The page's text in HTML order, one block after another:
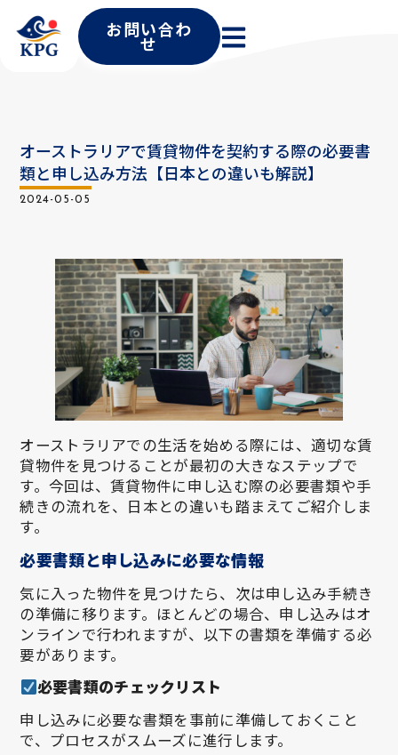
お問い合わ
せ
オーストラリアで賃貸物件を契約する際の必要書
類と申し込み方法【日本との違いも解説】
2024-05-05
オーストラリアでの生活を始める際には、適切な賃
貸物件を見つけることが最初の大きなステップで
す。今回は、賃貸物件に申し込む際の必要書類や手
続きの流れを、日本との違いも踏まえてご紹介しま
す。
必要書類と申し込みに必要な情報
気に入った物件を見つけたら、次は申し込み手続き
の準備に移ります。ほとんどの場合、申し込みはオ
ンラインで行われますが、以下の書類を準備する必
要があります。
必要書類のチェックリスト
申し込みに必要な書類を事前に準備しておくこと
で、プロセスがスムーズに進行します。